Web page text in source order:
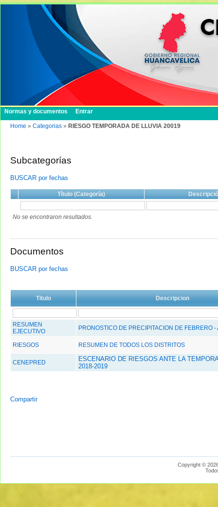
Normas y documentos Entrar
Home » Categorias » RIESGO TEMPORADA DE LLUVIA 20019
Subcategorías
BUSCAR por fechas
Título (Categoría)
No se encontraron resultados.
Documentos
BUSCAR por fechas
Titulo Descripcion
RESUMEN
EJECUTIVO
PRONOSTICO DE PRECIPITACION DE FEBRERO
RIESGOS RESUMEN DE TODOS LOS DISTRITOS
CENEPRED
ESCENARIO DE RIESGOS ANTE LA
2018-2019
Compartir
Copyright ©